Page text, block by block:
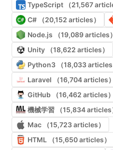
TypeScript （21,567
C# （20,152 articles）
Node.js （19,089 articles）
Unity （18,622 articles）
Python3 （18,033 articles
Laravel （16,704 articles）
GitHub （16,462 articles）
機械学習 （15,834 articles
Mac （15,723 articles）
HTML （15,650 articles）